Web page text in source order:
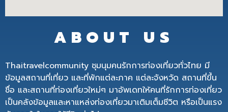
ABOUT US
Thaitravelcommunity ชุมนุมคนรักการท่องเที่ยวทั่วไทย มี
ข้อมูลสถานที่เที่ยว และที่พักแต่ละภาค แต่ละจังหวัด สถานที่ขึ้น
ชื่อ และสถานที่ท่องเที่ยวใหม่ๆ มาอัพเดทให้คนที่รักการท่องเที่ยว
เป็นคลังข้อมูลและหาแหล่งท่องเที่ยวมาเติมเต็มชีวิต หรือเป็นแรง